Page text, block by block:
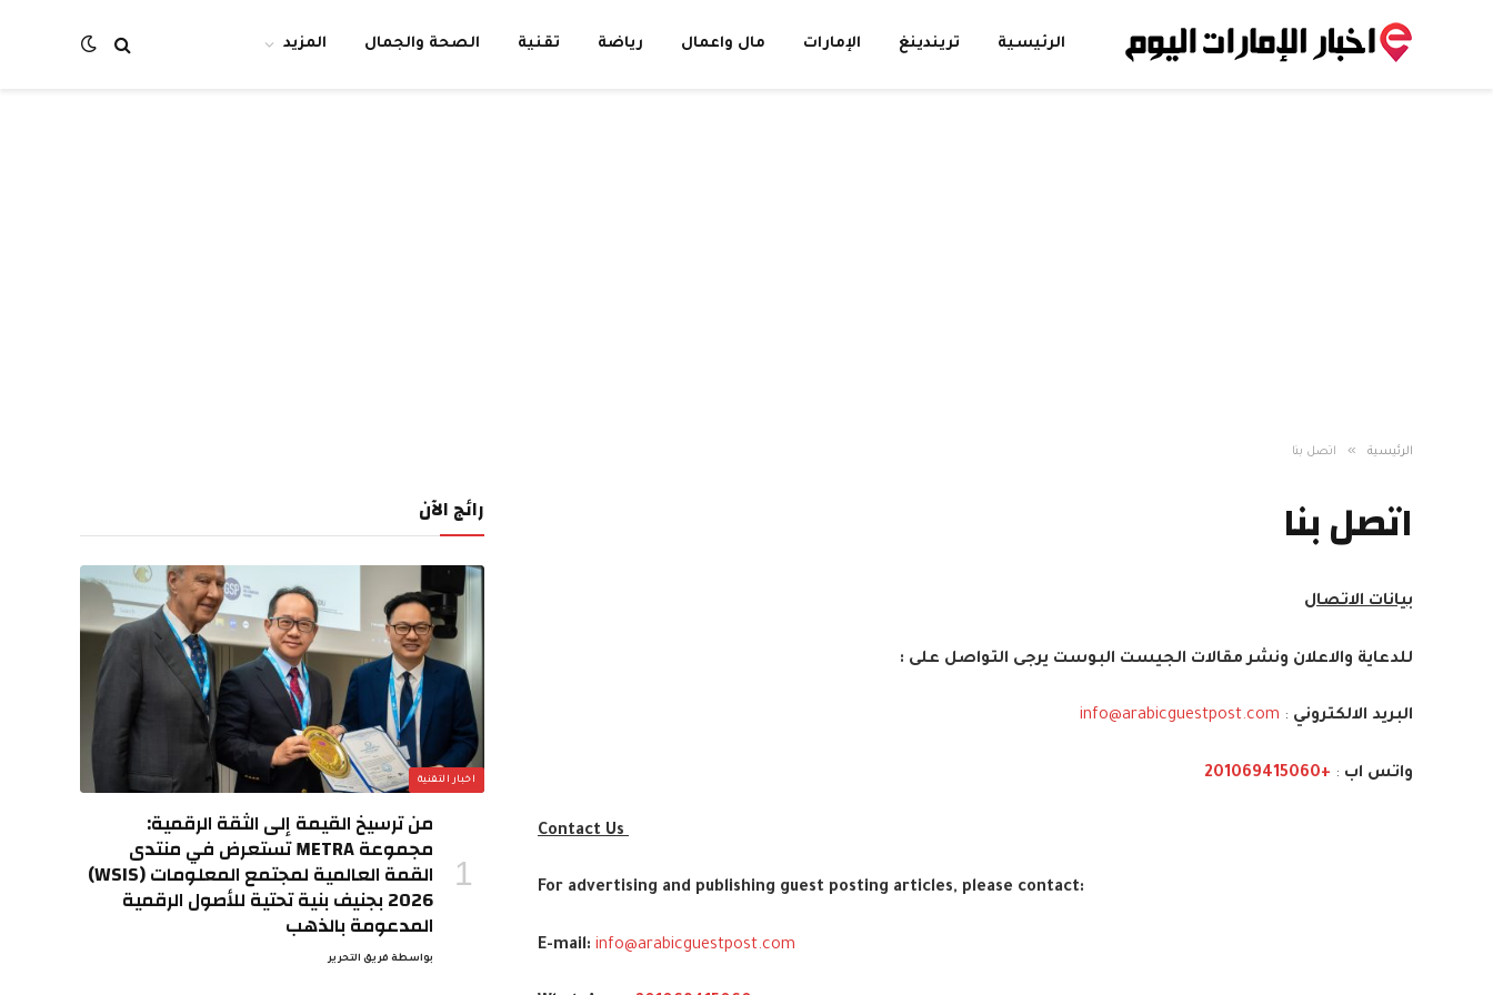
الرئيسية تريندينغ الإمارات مال واعمال رياضة تقنية الصحة والجمال المزيد
الرئيسية » اتصل بنا
اتصل بنا
بيانات الاتصال
للدعاية والاعلان ونشر مقالات الجيست البوست يرجى التواصل على :
البريد الالكتروني :
info@arabicguestpost.com
واتس اب :
+201069415060
Contact Us
For advertising and publishing guest posting articles, please contact:
E-mail: info@arabicguestpost.com
رائج الآن
اخبار التقنية
من ترسيخ القيمة إلى الثقة الرقمية:
مجموعة METRA تستعرض في منتدى
القمة العالمية لمجتمع المعلومات (WSIS)
2026 بجنيف بنية تحتية للأصول الرقمية
المدعومة بالذهب
بواسطة فريق التحرير